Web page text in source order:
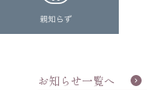
お知らせ一覧へ